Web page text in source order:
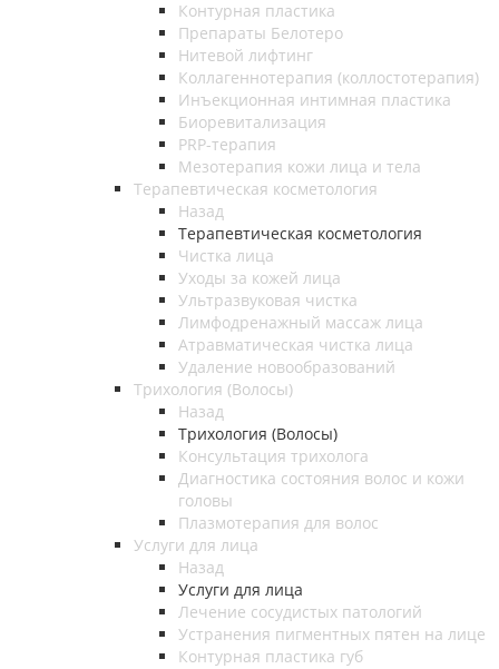
Контурная пластика
Препараты Белотеро
Нитевой лифтинг
Коллагеннотерапия (коллостотерапия)
Инъекционная интимная пластика
Биоревитализация
PRP-терапия
Мезотерапия кожи лица и тела
Терапевтическая косметология
Назад
Терапевтическая косметология
Чистка лица
Уходы за кожей лица
Ультразвуковая чистка
Лимфодренажный массаж лица
Атравматическая чистка лица
Удаление новообразований
Трихология (Волосы)
Назад
Трихология (Волосы)
Консультация трихолога
Диагностика состояния волос и кожи
головы
Плазмотерапия для волос
Услуги для лица
Назад
Услуги для лица
Лечение сосудистых патологий
Устранения пигментных пятен на лице
Контурная пластика губ